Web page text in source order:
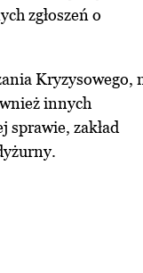
zgłoszeń o
Kryzysowego,
innych
sprawie, zakład